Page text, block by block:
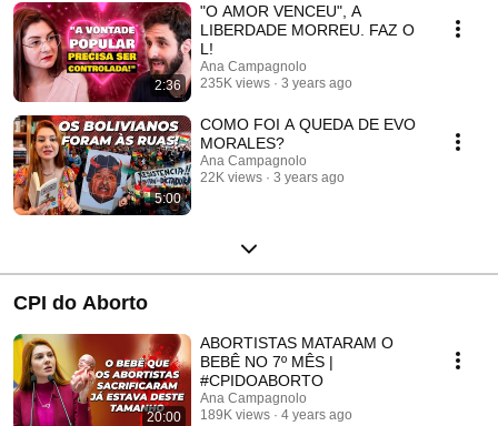
2:36
"O AMOR VENCEU", A
LIBERDADE MORREU. FAZ O
L!
Ana Campagnolo
235K views
3 years ago
5:00
COMO FOI A QUEDA DE EVO
MORALES?
Ana Campagnolo
22K views
3 years ago
CPI do Aborto
20:00
ABORTISTAS MATARAM O
BEBÊ NO 7º MÊS |
#CPIDOABORTO
Ana Campagnolo
189K views
4 years ago